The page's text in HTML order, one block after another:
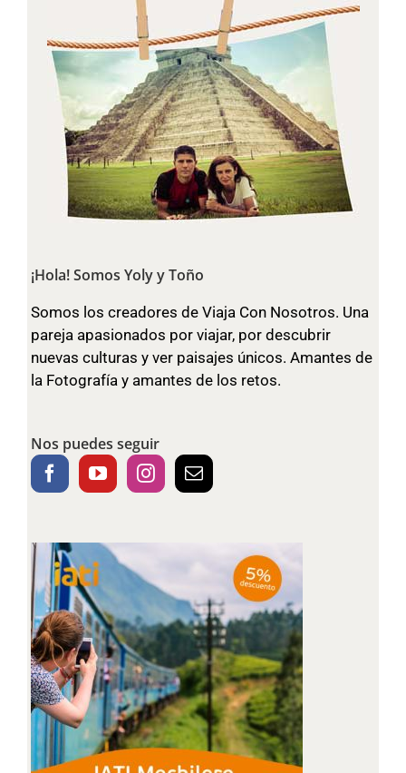
¡Hola! Somos Yoly y Toño
Somos los creadores de Viaja Con Nosotros. Una
pareja apasionados por viajar, por descubrir
nuevas culturas y ver paisajes únicos. Amantes de
la Fotografía y amantes de los retos.
Nos puedes seguir